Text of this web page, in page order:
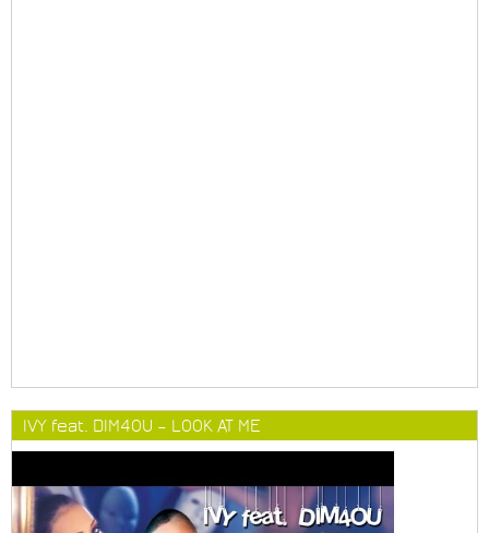
IVY feat. DIM4OU – LOOK AT ME